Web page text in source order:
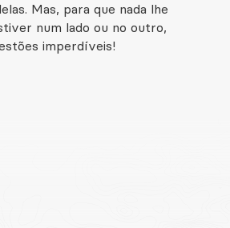
Mas, para que nada lhe
num lado ou no outro,
imperdíveis!